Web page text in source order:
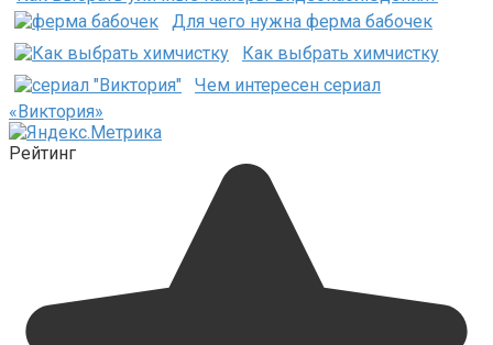
Для чего нужна ферма бабочек
Как выбрать химчистку
Чем интересен сериал
«Виктория»
Рейтинг